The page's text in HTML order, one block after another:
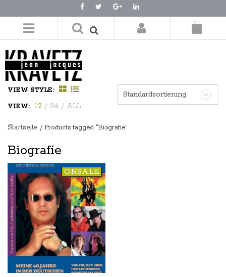
LOGIN/REGISTER
Standardsortierung
VIEW STYLE:
VIEW: 12 / 24 / ALL
Startseite / Products tagged “Biografie”
Biografie
ONSALE